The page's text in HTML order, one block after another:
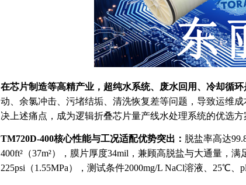
在芯片制造等高精产业，超纯水系统、废水回用、冷却循环
动、余氯冲击、污堵结垢、清洗恢复差等问题，导致运维
决上述痛点，成为逻辑折叠芯片量产线水处理系统的优选方
TM720D-400核心性能与工况适配优势突出： 脱盐率高达
400ft²（37m²），膜片厚度34mil，兼顾高脱盐与大通量，
225psi（1.55MPa），测试条件2000mg/L NaCl溶液、25℃、